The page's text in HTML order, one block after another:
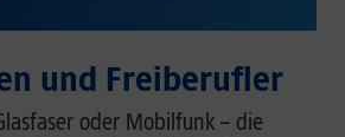
und Freiberufler
oder Mobilfunk – die